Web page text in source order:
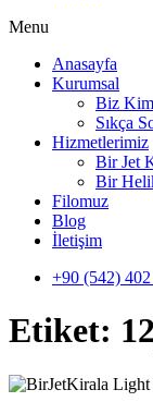
Menu
Anasayfa
Kurumsal
Biz
Sıkça
Hizmetlerimiz
Bir Jet
Bir
Filomuz
Blog
İletişim
+90 (542) 402
Etiket: